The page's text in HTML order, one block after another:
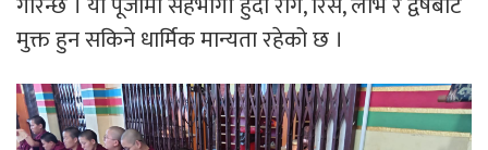
मुक्त हुन सकिने धार्मिक मान्यता रहेको छ ।